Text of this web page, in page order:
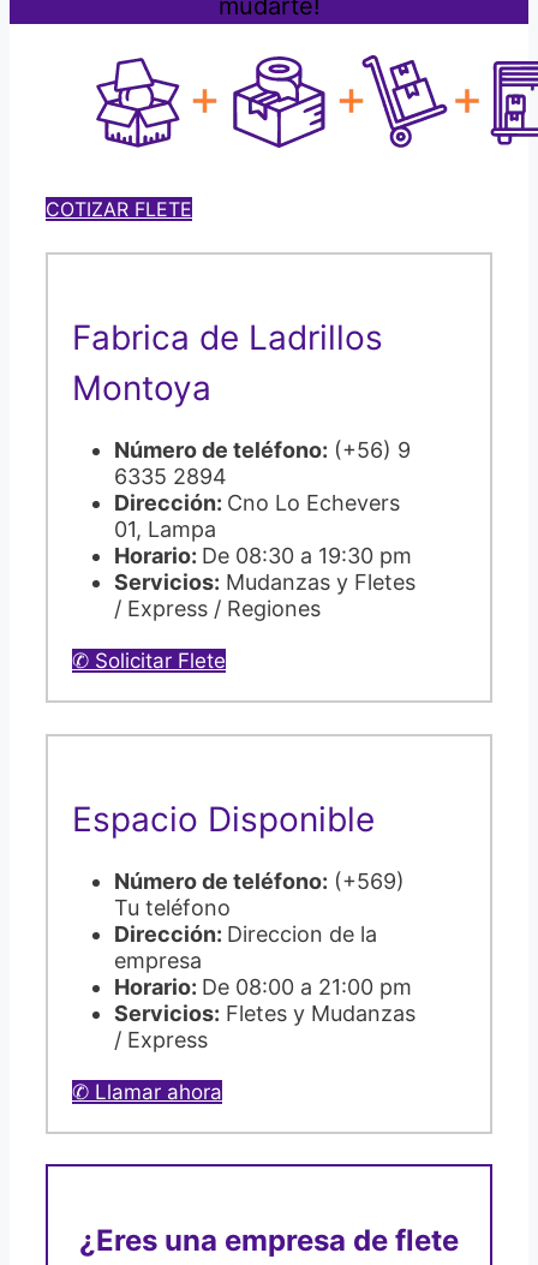
mudarte!
COTIZAR FLETE
Fabrica de Ladrillos
Montoya
Número de teléfono: (+56) 9
6335 2894
Dirección: Cno Lo Echevers
01, Lampa
Horario: De 08:30 a 19:30 pm
Servicios: Mudanzas y Fletes
/ Express / Regiones
✆ Solicitar Flete
Espacio Disponible
Número de teléfono: (+569)
Tu teléfono
Dirección: Direccion de la
empresa
Horario: De 08:00 a 21:00 pm
Servicios: Fletes y Mudanzas
/ Express
✆ Llamar ahora
¿Eres una empresa de flete